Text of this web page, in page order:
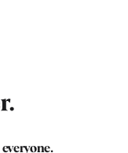
everyone.